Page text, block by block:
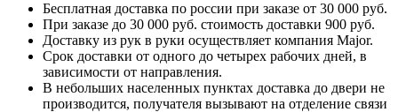
Бесплатная доставка по россии при заказе от 30 000 руб.
При заказе до 30 000 руб. стоимость доставки 900 руб.
Доставку из рук в руки осуществляет компания Major.
Срок доставки от одного до четырех рабочих дней, в
зависимости от направления.
В небольших населенных пунктах доставка до двери не
производится, получателя вызывают на отделение связи